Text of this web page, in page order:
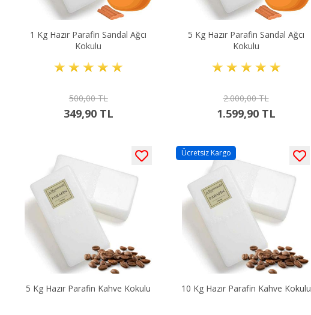
1 Kg Hazır Parafin Sandal Ağcı
Kokulu
500,00 TL
349,90 TL
5 Kg Hazır Parafin Sandal Ağcı
Kokulu
2.000,00 TL
1.599,90 TL
5 Kg Hazır Parafin Kahve Kokulu 10 Kg Hazır Parafin Kahve Kokulu
Ücretsiz Kargo